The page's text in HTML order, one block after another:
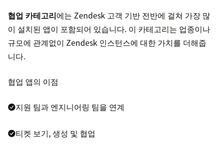
협업 카테고리에는 Zendesk 고객 기반 전반에 걸쳐 가장 많
이 설치된 앱이 포함되어 있습니다. 이 카테고리는 업종이나
규모에 관계없이 Zendesk 인스턴스에 대한 가치를 더해줍
니다.
협업 앱의 이점
지원 팀과 엔지니어링 팀을 연계
티켓 보기, 생성 및 협업